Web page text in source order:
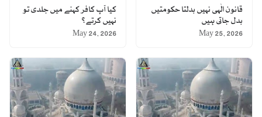
قانون الٰہی نہیں بدلتا حکومتیں
بدل جاتی ہیں
May 25, 2026
کیا آپ کافر کہنے میں جلدی تو
نہیں کرتے؟
May 24, 2026